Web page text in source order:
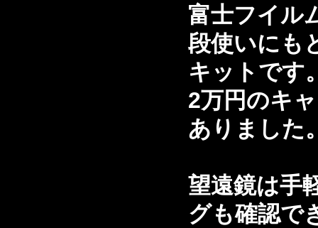
富士フイル
段使いにも
キットです
2万円のキ
ありました
望遠鏡は手
グも確認で